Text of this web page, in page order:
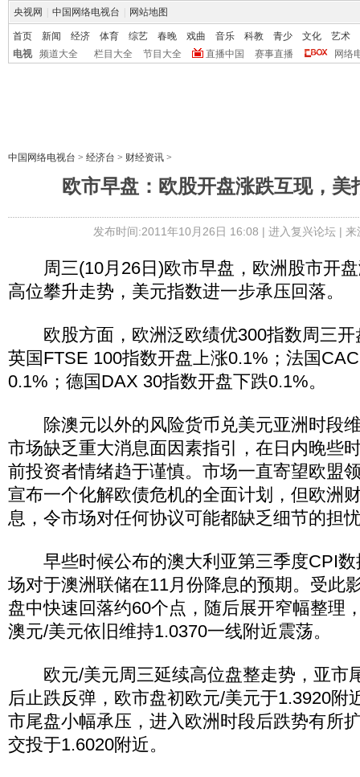
央视网 中国网络电视台 网站地图
首页 新闻 经济 体育 综艺 春晚 戏曲 音乐 科教 青少 文化
艺术
电视
频道大全 栏目大全 节目大全 直播中国 赛事直播 网络
中国网络电视台 > 经济台 > 财经资讯 >
欧市早盘：欧股开盘涨跌互现，美
发布时间:2011年10月26日 16:08 | 进入复兴论坛| 来
周三(10月26日)欧市早盘，欧洲股市开盘
高位攀升走势，美元指数进一步承压回落。
欧股方面，欧洲泛欧绩优300指数周三开
英国FTSE 100指数开盘上涨0.1%；法国
0.1%；德国DAX 30指数开盘下跌0.1%。
除澳元以外的风险货币兑美元亚洲时段
市场缺乏重大消息面因素指引，在日内晚些
前投资者情绪趋于谨慎。市场一直寄望欧盟
宣布一个化解欧债危机的全面计划，但欧洲
息，令市场对任何协议可能都缺乏细节的担
早些时候公布的澳大利亚第三季度CPI数
场对于澳洲联储在11月份降息的预期。受此
盘中快速回落约60个点，随后展开窄幅整理
澳元/美元依旧维持1.0370一线附近震荡。
欧元/美元周三延续高位盘整走势，亚市
后止跌反弹，欧市盘初欧元/美元于1.3920附
市尾盘小幅承压，进入欧洲时段后跌势有所
交投于1.6020附近。